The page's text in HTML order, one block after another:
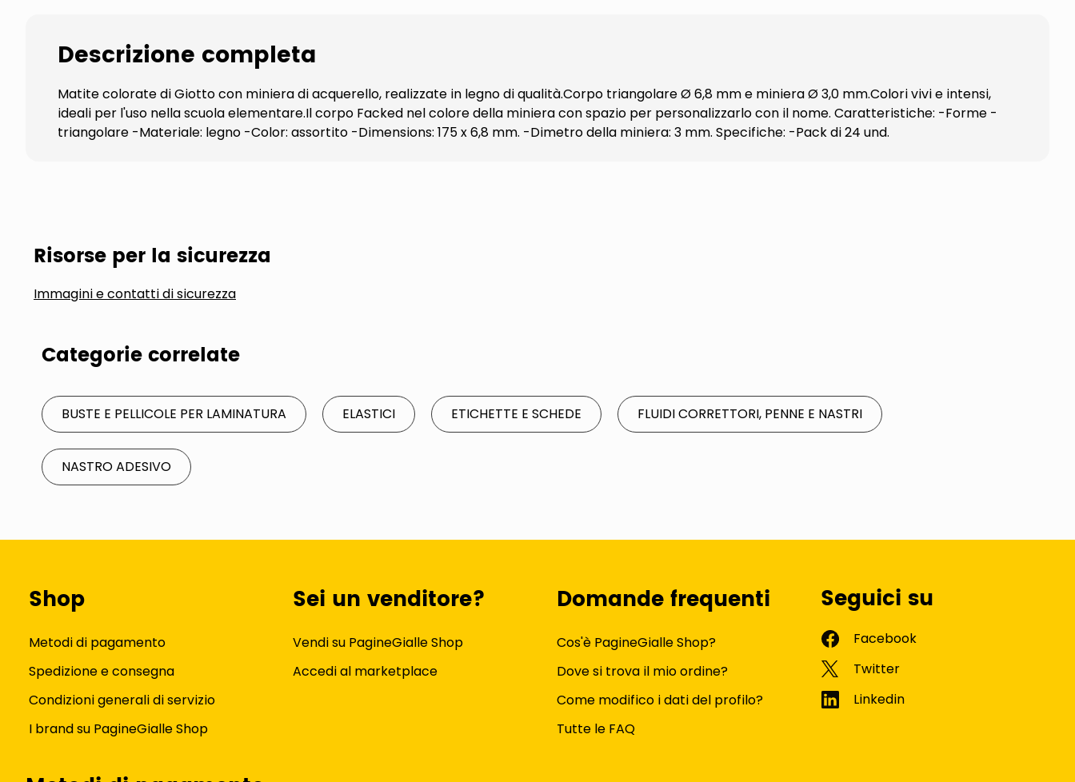
Descrizione completa
Matite colorate di Giotto con miniera di acquerello, realizzate in legno di qualità.Corpo triangolare Ø 6,8 mm e miniera Ø 3,0 mm.Colori vivi e intensi,
ideali per l'uso nella scuola elementare.Il corpo Facked nel colore della miniera con spazio per personalizzarlo con il nome. Caratteristiche: -Forme -
triangolare -Materiale: legno -Color: assortito -Dimensions: 175 x 6,8 mm. -Dimetro della miniera: 3 mm. Specifiche: -Pack di 24 und.
Risorse per la sicurezza
Immagini e contatti di sicurezza
Categorie correlate
BUSTE E PELLICOLE PER LAMINATURA ELASTICI ETICHETTE E SCHEDE FLUIDI CORRETTORI, PENNE E NASTRI
NASTRO ADESIVO
Shop
Metodi di pagamento
Spedizione e consegna
Condizioni generali di servizio
I brand su PagineGialle Shop
Sei un venditore?
Vendi su PagineGialle Shop
Accedi al marketplace
Domande frequenti
Cos'è PagineGialle Shop?
Dove si trova il mio ordine?
Come modifico i dati del profilo?
Tutte le FAQ
Seguici su